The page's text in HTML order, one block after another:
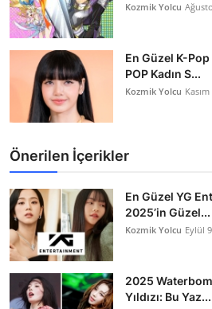
Kozmik Yolcu
En Güzel K-
POP Kadın S...
Kozmik Yolcu
Önerilen İçerikler
En Güzel YG
2025’in Güzel...
Kozmik Yolcu Eylül
2025
Yıldızı: Bu Yaz...